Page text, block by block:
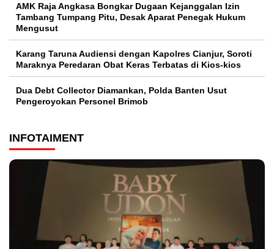
AMK Raja Angkasa Bongkar Dugaan Kejanggalan Izin
Tambang Tumpang Pitu, Desak Aparat Penegak Hukum
Mengusut
Karang Taruna Audiensi dengan Kapolres Cianjur, Soroti
Maraknya Peredaran Obat Keras Terbatas di Kios-kios
Dua Debt Collector Diamankan, Polda Banten Usut
Pengeroyokan Personel Brimob
INFOTAIMENT